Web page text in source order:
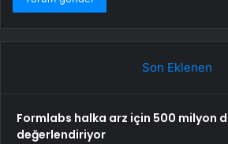
Son Eklenen
Formlabs halka arz için 500 milyon
değerlendiriyor